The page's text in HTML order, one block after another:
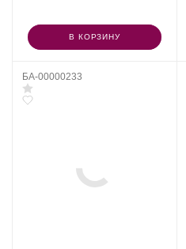
В КОРЗИНУ
БА-00000233